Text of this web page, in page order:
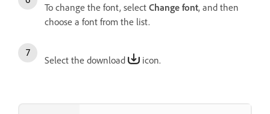
To change the font, select Change font, and then
choose a font from the list.
Select the download icon.